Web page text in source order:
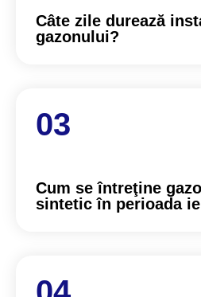
Câte zile durează
gazonului?
Cum se întreţine
sintetic în perioada